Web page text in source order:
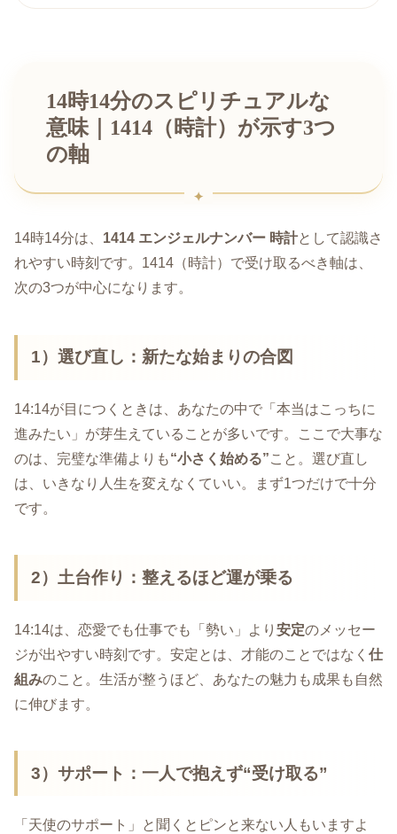
14時14分のスピリチュアルな
意味｜1414（時計）が示す3つ
の軸
14時14分は、 1414 エンジェルナンバー 時計として認識さ
れやすい時刻です。1414（時計）で受け取るべき軸は、
次の3つが中心になります。
1）選び直し：新たな始まりの合図
14:14が目につくときは、あなたの中で「本当はこっちに
進みたい」が芽生えていることが多いです。ここで大事な
のは、完璧な準備よりも“小さく始める”こと。選び直し
は、いきなり人生を変えなくていい。まず1つだけで十分
です。
2）土台作り：整えるほど運が乗る
14:14は、恋愛でも仕事でも「勢い」より 安定のメッセー
ジが出やすい時刻です。安定とは、才能のことではなく 仕
組みのこと。生活が整うほど、あなたの魅力も成果も自然
に伸びます。
3）サポート：一人で抱えず“受け取る”
「天使のサポート」と聞くとピンと来ない人もいますよ